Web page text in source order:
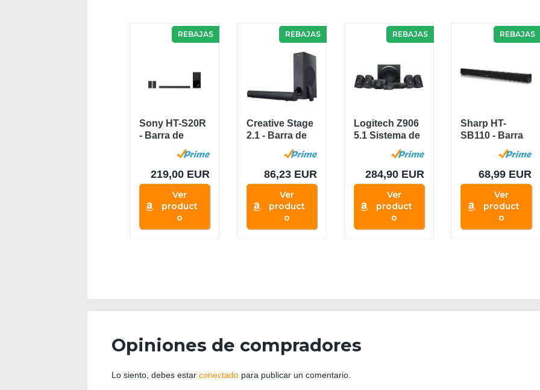
REBAJAS
Sony HT-S20R
- Barra de
Sonido (5.1
Canales,...
219,00 EUR
Ver
product
o
REBAJAS
Creative Stage
2.1 - Barra de
sonido con
subwoofer...
86,23 EUR
Ver
product
o
REBAJAS
Logitech Z906
5.1 Sistema de
Altavoces
Sonido...
284,90 EUR
Ver
product
o
REBAJAS
Sharp HT-
SB110 - Barra
de sonido cine
en casa...
68,99 EUR
Ver
product
o
Opiniones de compradores
Lo siento, debes estar conectadopara publicar un comentario.